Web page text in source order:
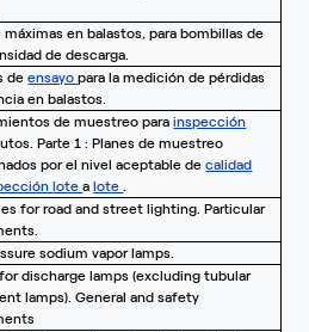
máximas en balastos, para bombillas de
de descarga.
deensayopara la medición de pérdidas
en balastos.
de muestreo parainspección
Parte 1 : Planes de muestreo
por el nivel aceptable decalidad
lotealote.
for road and street lighting. Particular
sodium vapor lamps.
discharge lamps (excluding tubular
lamps). General and safety